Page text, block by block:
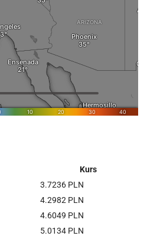
Kurs
3.7236 PLN
4.2982 PLN
4.6049 PLN
5.0134 PLN